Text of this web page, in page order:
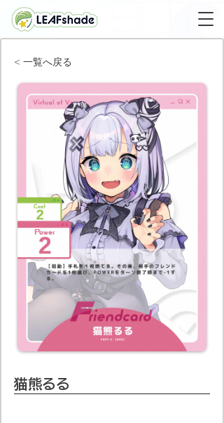
猫熊るる
< 一覧へ戻る